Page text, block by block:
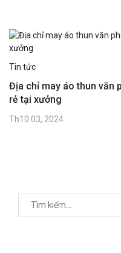
Tin tức
Địa chỉ may áo thun văn
rẻ tại xưởng
Th10 03, 2024